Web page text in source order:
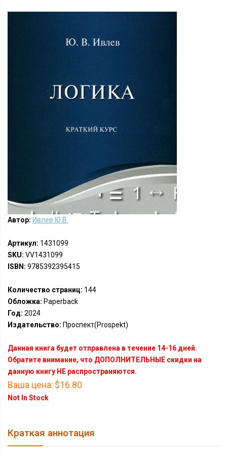
Автор: Ивлев Ю.В.
Артикул: 1431099
SKU: VV1431099
ISBN: 9785392395415
Количество страниц: 144
Обложка: Paperback
Год: 2024
Издательство: Проспект(Prospekt)
Данная книга будет отправлена в течение 14-16 дней.
Обратите внимание, что ДОПОЛНИТЕЛЬНЫЕ скидки на
данную книгу НЕ распространяются.
Ваша цена: $16.80
Not In Stock
Краткая аннотация